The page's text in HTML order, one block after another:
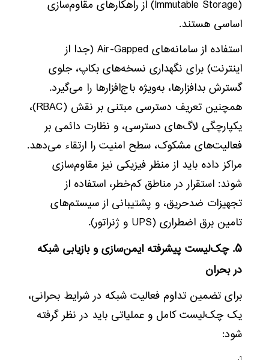
(Immutable Storage) از راهکارهای مقاوم‌سازی
اساسی هستند.
استفاده از سامانه‌های Air-Gapped (جدا از
اینترنت) برای نگهداری نسخه‌های بکاپ، جلوی
گسترش بدافزارها، به‌ویژه باج‌افزارها را می‌گیرد.
همچنین تعریف دسترسی مبتنی بر نقش (RBAC)،
یکپارچگی لاگ‌های دسترسی، و نظارت دائمی بر
فعالیت‌های مشکوک، سطح امنیت را ارتقاء می‌دهد.
مراکز داده باید از منظر فیزیکی نیز مقاوم‌سازی
شوند: استقرار در مناطق کم‌خطر، استفاده از
تجهیزات ضدحریق، و پشتیبانی از سیستم‌های
تامین برق اضطراری (UPS و ژنراتور).
۵. چک‌لیست پیشرفته ایمن‌سازی و بازیابی شبکه
در بحران
برای تضمین تداوم فعالیت شبکه در شرایط بحرانی،
یک چک‌لیست کامل و عملیاتی باید در نظر گرفته
شود: